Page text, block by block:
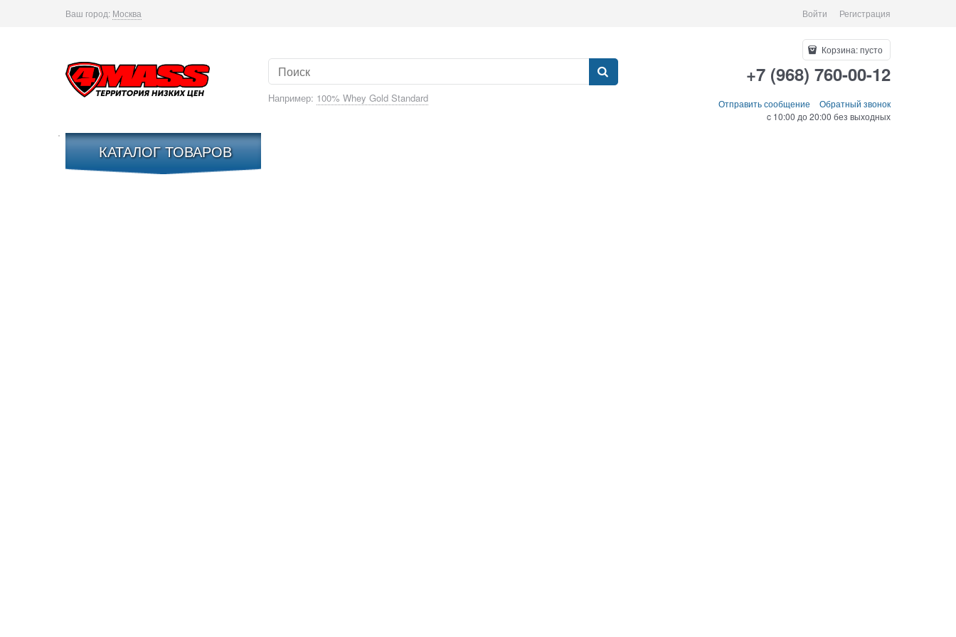
Ваш город: Москва Войти Регистрация
Например: 100% Whey Gold Standard
Корзина:пусто
+7 (968) 760-00-12
Отправить сообщение
Обратный звонок
c 10:00 до 20:00 без выходных
КАТАЛОГ ТОВАРОВ